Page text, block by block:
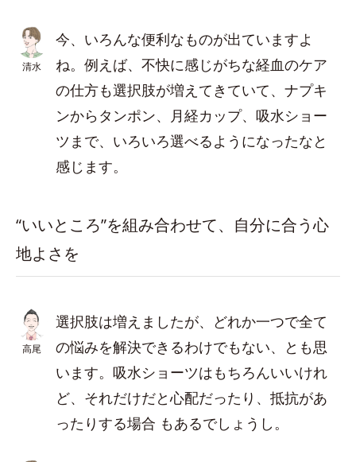
清水
今、いろんな便利なものが出ていますよ
ね。例えば、不快に感じがちな経血のケア
の仕方も選択肢が増えてきていて、ナプキ
ンからタンポン、月経カップ、吸水ショー
ツまで、いろいろ選べるようになったなと
感じます。
“いいところ”を組み合わせて、自分に合う心
地よさを
高尾
選択肢は増えましたが、どれか一つで全て
の悩みを解決できるわけでもない、とも思
います。吸水ショーツはもちろんいいけれ
ど、それだけだと心配だったり、抵抗があ
ったりする場合 もあるでしょうし。